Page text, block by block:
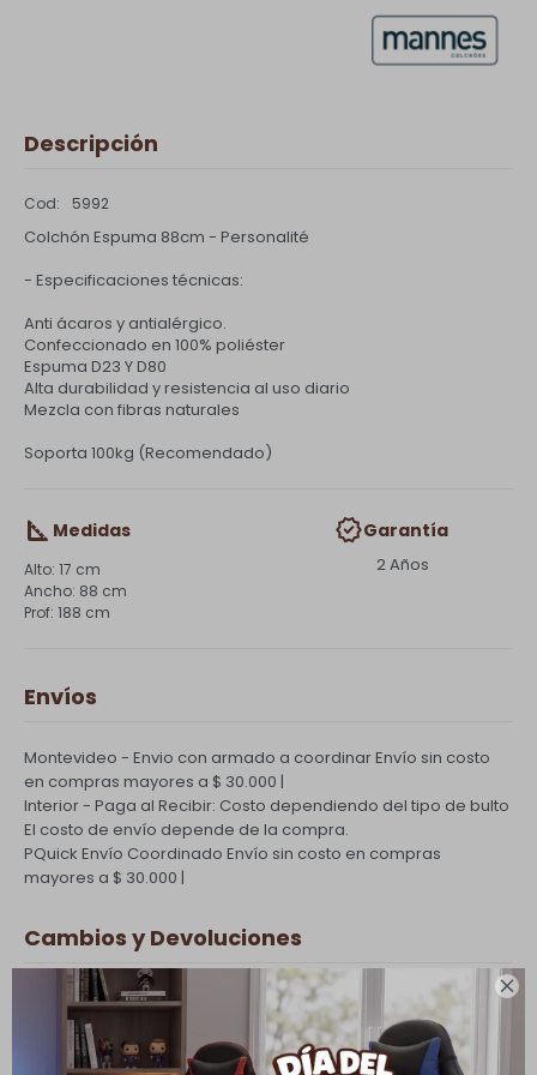

Descripción
5992
Colchón Espuma 88cm - Personalité
- Especificaciones técnicas:
Anti ácaros y antialérgico.
Confeccionado en 100% poliéster
Espuma D23 Y D80
Alta durabilidad y resistencia al uso diario
Mezcla con fibras naturales
Soporta 100kg (Recomendado)
Medidas
17 cm
88 cm
188 cm
Garantía
2 Años
Envíos
Montevideo - Envio con armado a coordinarEnvío sin costo
en compras mayores a $ 30.000 |
Interior - Paga al Recibir: Costo dependiendo del tipo de bulto
El costo de envío depende de la compra.
PQuick Envío Coordinado Envío sin costo en compras
mayores a $ 30.000 |
Cambios y Devoluciones
Todas las compras realizadas tienen un plazo de 5 días para
su cambio.
Ver mas